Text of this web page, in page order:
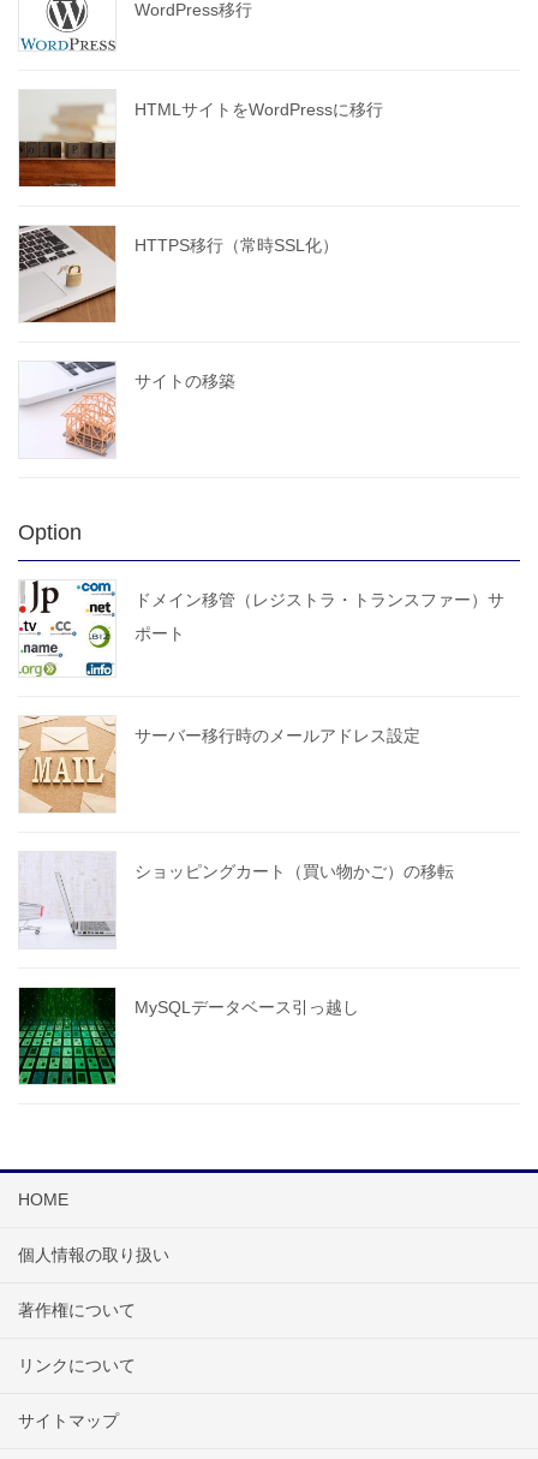
WordPress移行
HTMLサイトをWordPressに移行
HTTPS移行（常時SSL化）
サイトの移築
Option
ドメイン移管（レジストラ・トランスファー）サ
ポート
サーバー移行時のメールアドレス設定
ショッピングカート（買い物かご）の移転
MySQLデータベース引っ越し
HOME
個人情報の取り扱い
著作権について
リンクについて
サイトマップ